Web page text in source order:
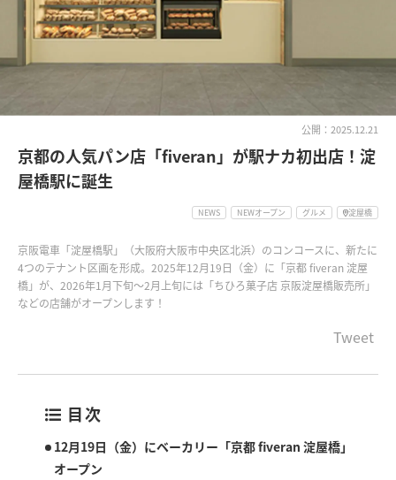
公開：2025.12.21
京都の人気パン店「fiveran」が駅ナカ初出店！淀
屋橋駅に誕生
NEWS NEWオープン グルメ 淀屋橋
京阪電車「淀屋橋駅」（大阪府大阪市中央区北浜）のコンコースに、新たに
4つのテナント区画を形成。2025年12月19日（金）に「京都 fiveran 淀屋
橋」が、2026年1月下旬～2月上旬には「ちひろ菓子店 京阪淀屋橋販売所」
などの店舗がオープンします！
Tweet
目次
12月19日（金）にベーカリー「京都 fiveran 淀屋橋」
オープン